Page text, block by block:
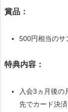
賞品：
500円相当のサ
特典内容：
入会3ヵ月後の
先でカード決